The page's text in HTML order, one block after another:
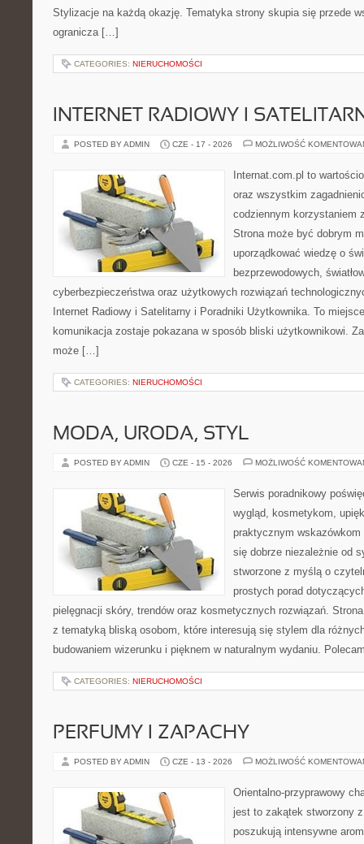
Stylizacje na każdą okazję. Tematyka strony skupia się przede
ogranicza […]
CATEGORIES: NIERUCHOMOŚCI
INTERNET RADIOWY I
POSTED BY ADMIN CZE - 17 - 2026 MOŻLIWOŚĆ
Internat.com.pl to
oraz wszystkim
codziennym korzystaniem
Strona może być dobrym
uporządkować wiedzę o
bezprzewodowych,
cyberbezpieczeństwa oraz użytkowych rozwiązań
Internet Radiowy i Satelitarny i Poradniki Użytkownika. To
komunikacja zostaje pokazana w sposób bliski użytkownikowi.
może […]
CATEGORIES: NIERUCHOMOŚCI
MODA, URODA, STYL
POSTED BY ADMIN CZE - 15 - 2026 MOŻLIWOŚĆ
Serwis poradnikowy
wygląd, kosmetykom,
praktycznym
się dobrze niezależnie od
stworzone z myślą o
prostych porad
pielęgnacji skóry, trendów oraz kosmetycznych rozwiązań.
z tematyką bliską osobom, które interesują się stylem dla
budowaniem wizerunku i pięknem w naturalnym wydaniu.
CATEGORIES: NIERUCHOMOŚCI
PERFUMY I ZAPACHY
POSTED BY ADMIN CZE - 13 - 2026 MOŻLIWOŚĆ
Orientalno-przyprawowy
jest to zakątek stworzony
poszukują intensywne